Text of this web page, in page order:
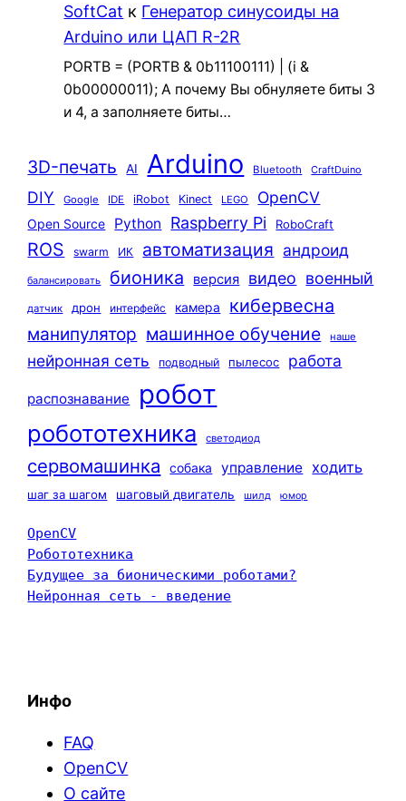
SoftCat к Генератор синусоиды на
Arduino или ЦАП R-2R
PORTB = (PORTB & 0b11100111) | (i &
0b00000011); А почему Вы обнуляете биты 3
и 4, а заполняете биты…
3D-печать AI Arduino Bluetooth CraftDuino
DIY Google IDE iRobot Kinect LEGO OpenCV
Open Source Python Raspberry Pi RoboCraft
ROS swarm ИК автоматизация андроид
балансировать бионика версия видео военный
датчик дрон интерфейс камера кибервесна
манипулятор машинное обучение наше
нейронная сеть подводный пылесос работа
распознавание робот
робототехника светодиод
сервомашинка собака управление ходить
шаг за шагом шаговый двигатель шилд юмор
OpenCV
Робототехника
Будущее за бионическими роботами?
Нейронная сеть - введение
Инфо
FAQ
OpenCV
О сайте